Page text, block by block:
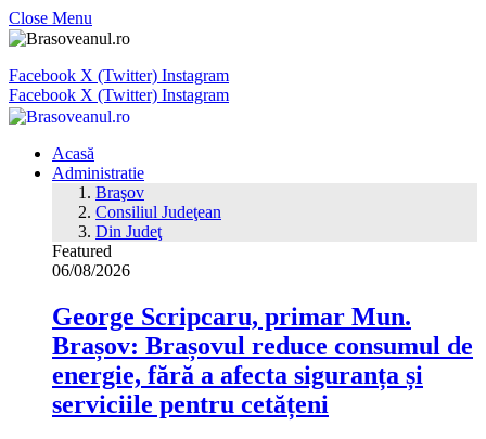
Close Menu
Facebook X (Twitter) Instagram
Facebook X (Twitter) Instagram
Acasă
Administratie
Braşov
Consiliul Judeţean
Din Judeţ
Featured
06/08/2026
George Scripcaru, primar Mun.
Brașov: Brașovul reduce consumul de
energie, fără a afecta siguranța și
serviciile pentru cetățeni